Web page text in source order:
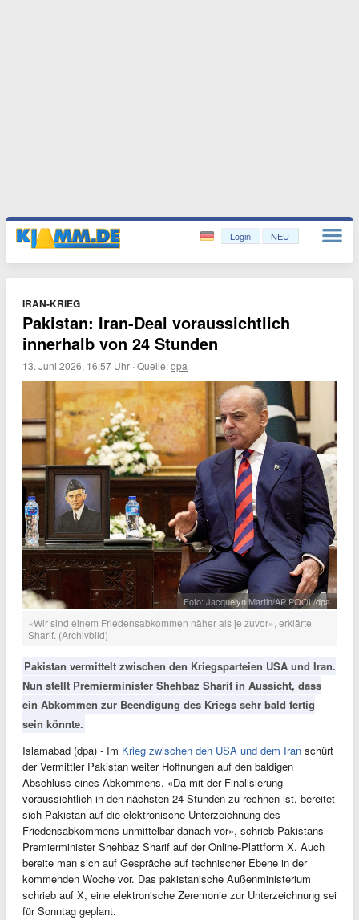
Login NEU
IRAN-KRIEG
Pakistan: Iran-Deal voraussichtlich
innerhalb von 24 Stunden
13. Juni 2026, 16:57 Uhr ·Quelle:dpa
Foto: Jacquelyn Martin/AP POOL/dpa
«Wir sind einem Friedensabkommen näher als je zuvor», erklärte
Sharif. (Archivbild)
Pakistan vermittelt zwischen den Kriegsparteien USA und Iran.
Nun stellt Premierminister Shehbaz Sharif in Aussicht, dass
ein Abkommen zur Beendigung des Kriegs sehr bald fertig
sein könnte.
Islamabad (dpa) - Im Krieg zwischen den USA und dem Iran schürt
der Vermittler Pakistan weiter Hoffnungen auf den baldigen
Abschluss eines Abkommens. «Da mit der Finalisierung
voraussichtlich in den nächsten 24 Stunden zu rechnen ist, bereitet
sich Pakistan auf die elektronische Unterzeichnung des
Friedensabkommens unmittelbar danach vor», schrieb Pakistans
Premierminister Shehbaz Sharif auf der Online-Plattform X. Auch
bereite man sich auf Gespräche auf technischer Ebene in der
kommenden Woche vor. Das pakistanische Außenministerium
schrieb auf X, eine elektronische Zeremonie zur Unterzeichnung sei
für Sonntag geplant.